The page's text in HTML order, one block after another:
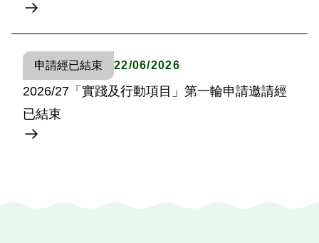
申請經已結束 22/06/2026
2026/27「實踐及行動項目」第一輪申請邀請經
已結束